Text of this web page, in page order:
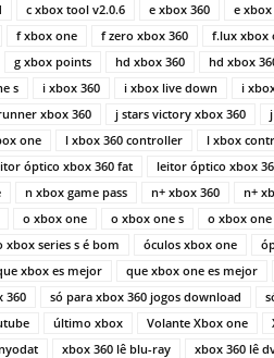
c xbox tool v2.0.6 e xbox 360 e
f xbox one f zero xbox 360 f.lux xbox
g xbox points hd xbox 360 hd xbox
s i xbox 360 i xbox live down i
xbox 360 j stars victory xbox 360
one l xbox 360 controller l xbox
óptico xbox 360 fat leitor óptico xbox
n xbox game pass n+ xbox 360 n+
o xbox one o xbox one s o xbox
xbox series s é bom óculos xbox one
xbox es mejor que xbox one es mejor
360
só para xbox 360 jogos download
último xbox Volante Xbox one
xbox 360 lê blu-ray xbox 360 lê